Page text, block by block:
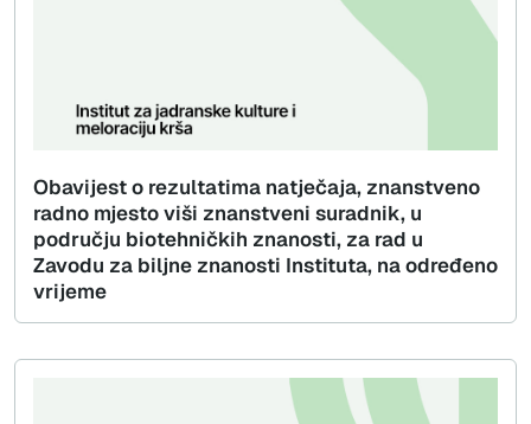
Obavijest o rezultatima natječaja, znanstveno
radno mjesto viši znanstveni suradnik, u
području biotehničkih znanosti, za rad u
Zavodu za biljne znanosti Instituta, na određeno
vrijeme